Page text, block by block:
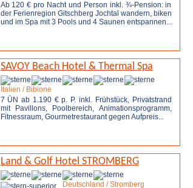
Ab 120 € pro Nacht und Person inkl. ¾-Pension: in
der Ferienregion Gitschberg Jochtal wandern, biken
und im Spa mit 3 Pools und 4 Saunen entspannen...
SAVOY Beach Hotel & Thermal Spa
Italien / Bibione
7 ÜN ab 1.190 € p. P. inkl. Frühstück, Privatstrand
mit Pavillons, Poolbereich, Animationsprogramm,
Fitnessraum, Gourmetrestaurant gegen Aufpreis...
Land & Golf Hotel STROMBERG
Deutschland / Stromberg